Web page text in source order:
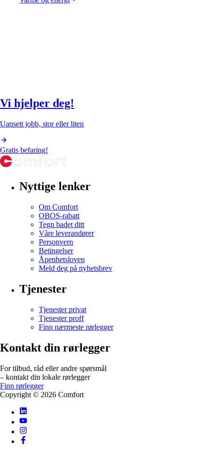
Vi hjelper deg!
Uansett jobb, stor eller liten
Gratis befaring!
Nyttige lenker
Om Comfort
OBOS-rabatt
Tegn badet ditt
Våre leverandører
Personvern
Betingelser
Åpenhetsloven
Meld deg på nyhetsbrev
Tjenester
Tjenester privat
Tjenester proff
Finn nærmeste rørlegger
Kontakt din rørlegger
For tilbud, råd eller andre spørsmål
– kontakt din lokale rørlegger
Finn rørlegger
Copyright © 2026 Comfort